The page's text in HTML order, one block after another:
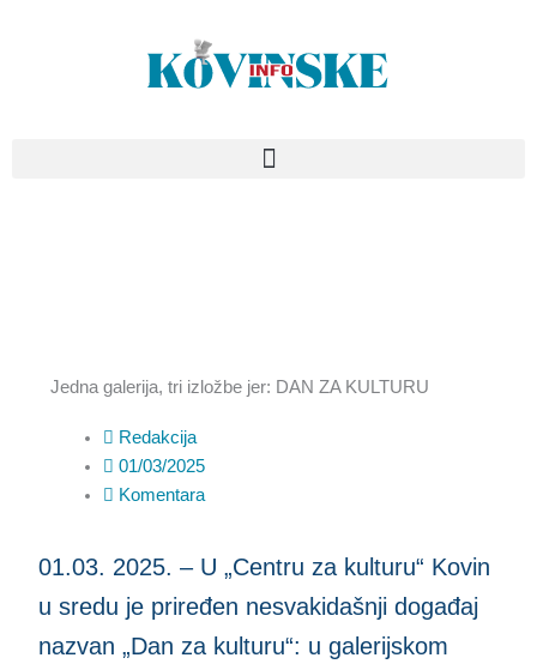
Jedna galerija, tri izložbe jer: DAN ZA KULTURU
Redakcija
01/03/2025
Komentara
01.03. 2025. – U „Centru za kulturu“ Kovin
u sredu je priređen nesvakidašnji događaj
nazvan „Dan za kulturu“: u galerijskom